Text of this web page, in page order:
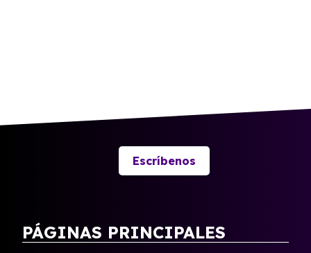
Escríbenos
PÁGINAS PRINCIPALES